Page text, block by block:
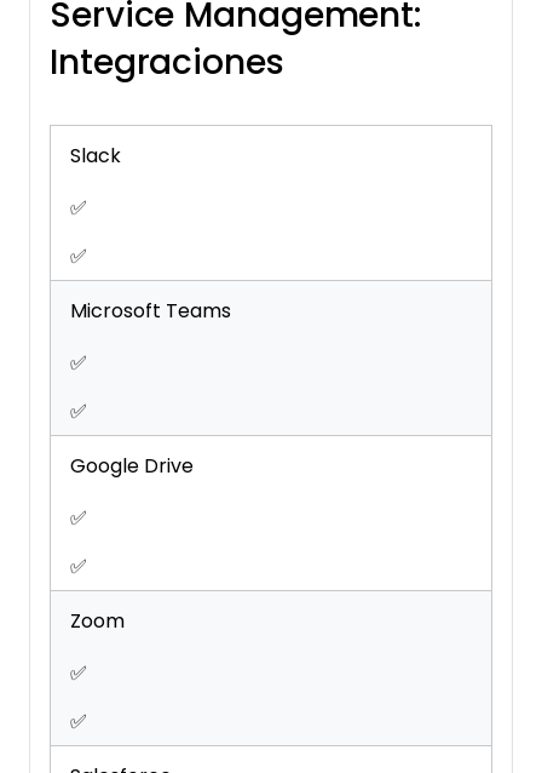
Support Forum
Ticket
Management
Service Management:
Integraciones
Slack
✅
✅
Microsoft Teams
✅
✅
Google Drive
✅
✅
Zoom
✅
✅